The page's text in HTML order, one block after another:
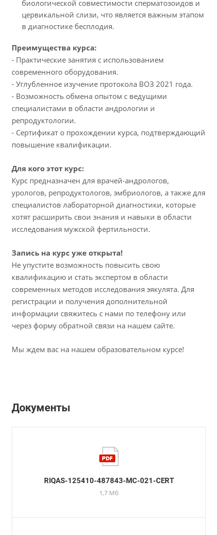
биологической совместимости сперматозоидов и
цервикальной слизи, что является важным этапом
в диагностике бесплодия.
Преимущества курса:
- Практические занятия с использованием
современного оборудования.
- Углубленное изучение протокола ВОЗ 2021 года.
- Возможность обмена опытом с ведущими
специалистами в области андрологии и
репродуктологии.
- Сертификат о прохождении курса, подтверждающий
повышение квалификации.
Для кого этот курс:
Курс предназначен для врачей-андрологов,
урологов, репродуктологов, эмбриологов, а также для
специалистов лабораторной диагностики, которые
хотят расширить свои знания и навыки в области
исследования мужской фертильности.
Запись на курс уже открыта!
Не упустите возможность повысить свою
квалификацию и стать экспертом в области
современных методов исследования эякулята. Для
регистрации и получения дополнительной
информации свяжитесь с нами по телефону или
через форму обратной связи на нашем сайте.
Мы ждем вас на нашем образовательном курсе!
Документы
RIQAS-125410-487843-MC-021-CERT
1,7 Мб